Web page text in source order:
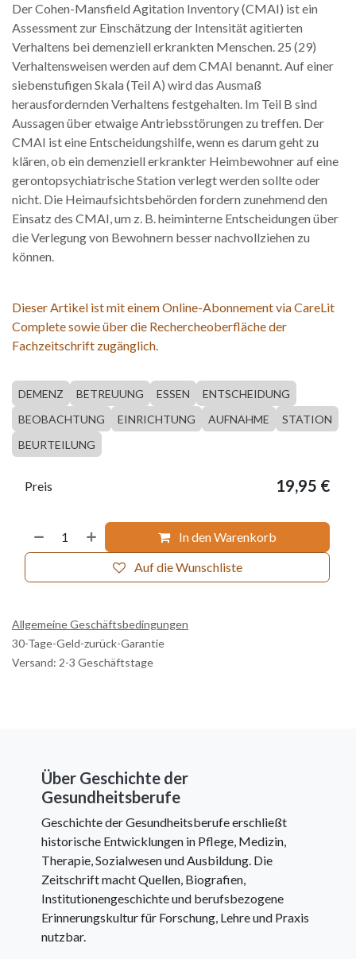
Der Cohen-Mansfield Agitation Inventory (CMAI) ist ein
Assessment zur Einschätzung der Intensität agitierten
Verhaltens bei demenziell erkrankten Menschen. 25 (29)
Verhaltensweisen werden auf dem CMAI benannt. Auf einer
siebenstufigen Skala (Teil A) wird das Ausmaß
herausfordernden Verhaltens festgehalten. Im Teil B sind
Aussagen über etwaige Antriebsstörungen zu treffen. Der
CMAI ist eine Entscheidungshilfe, wenn es darum geht zu
klären, ob ein demenziell erkrankter Heimbewohner auf eine
gerontopsychiatrische Station verlegt werden sollte oder
nicht. Die Heimaufsichtsbehörden fordern zunehmend den
Einsatz des CMAI, um z. B. heiminterne Entscheidungen über
die Verlegung von Bewohnern besser nachvollziehen zu
können.
Dieser Artikel ist mit einem Online-Abonnement via CareLit
Complete sowie über die Rechercheoberfläche der
Fachzeitschrift zugänglich.
DEMENZ BETREUUNG ESSEN
ENTSCHEIDUNG
BEOBACHTUNG
EINRICHTUNG AUFNAHME
STATION
BEURTEILUNG
In den Warenkorb
Auf die Wunschliste
Preis 19,95 €
Allgemeine Geschäftsbedingungen
30-Tage-Geld-zurück-Garantie
Versand: 2-3 Geschäftstage
Über Geschichte der
Gesundheitsberufe
Geschichte der Gesundheitsberufe erschließt
historische Entwicklungen in Pflege, Medizin,
Therapie, Sozialwesen und Ausbildung. Die
Zeitschrift macht Quellen, Biografien,
Institutionengeschichte und berufsbezogene
Erinnerungskultur für Forschung, Lehre und Praxis
nutzbar.